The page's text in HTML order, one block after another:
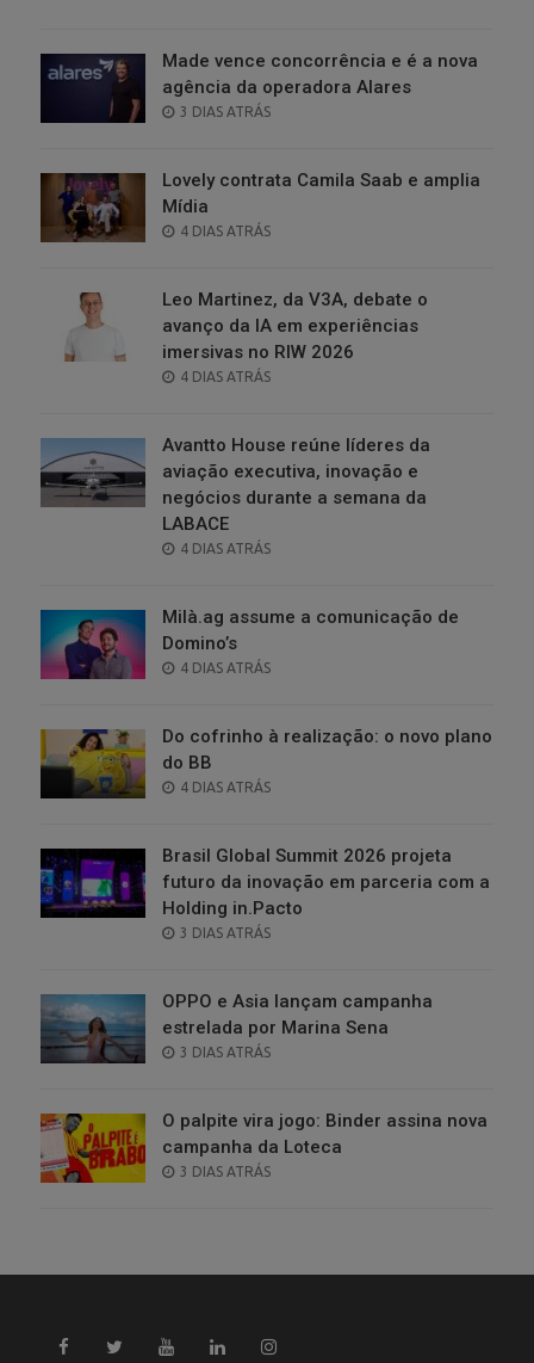
Made vence concorrência e é a nova
agência da operadora Alares
POSTED
3 DIAS ATRÁS
Lovely contrata Camila Saab e amplia
Mídia
POSTED
4 DIAS ATRÁS
Leo Martinez, da V3A, debate o
avanço da IA em experiências
imersivas no RIW 2026
POSTED
4 DIAS ATRÁS
Avantto House reúne líderes da
aviação executiva, inovação e
negócios durante a semana da
LABACE
POSTED
4 DIAS ATRÁS
Milà.ag assume a comunicação de
Domino’s
POSTED
4 DIAS ATRÁS
Do cofrinho à realização: o novo plano
do BB
POSTED
4 DIAS ATRÁS
Brasil Global Summit 2026 projeta
futuro da inovação em parceria com a
Holding in.Pacto
POSTED
3 DIAS ATRÁS
OPPO e Asia lançam campanha
estrelada por Marina Sena
POSTED
3 DIAS ATRÁS
O palpite vira jogo: Binder assina nova
campanha da Loteca
POSTED
3 DIAS ATRÁS